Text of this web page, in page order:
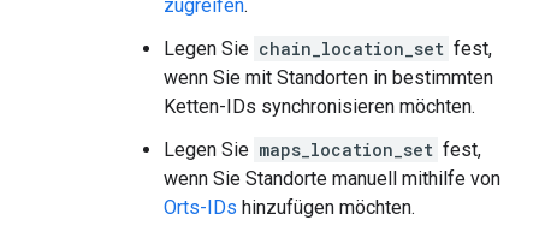
zugreifen.
Legen Sie chain_location_set fest,
wenn Sie mit Standorten in bestimmten
Ketten-IDs synchronisieren möchten.
Legen Sie maps_location_set fest,
wenn Sie Standorte manuell mithilfe von
Orts-IDs hinzufügen möchten.